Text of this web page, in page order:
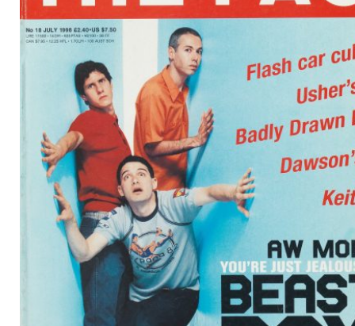
Qu’a apportéThe Face à la contre-
culture ?
Sur les dix-sept années sur dix-neuf du règne de Nick
Logan que couvre mon livre – en gros de mai 1980 à Juillet